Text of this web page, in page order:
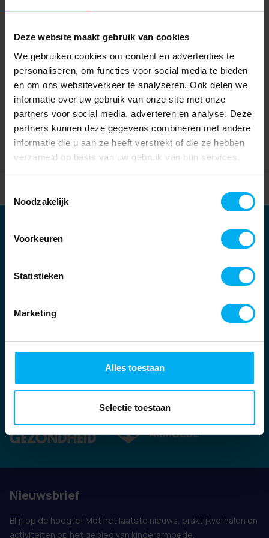
Deze website maakt gebruik van cookies
We gebruiken cookies om content en advertenties te
personaliseren, om functies voor social media te bieden
en om ons websiteverkeer te analyseren. Ook delen we
informatie over uw gebruik van onze site met onze
partners voor social media, adverteren en analyse. Deze
partners kunnen deze gegevens combineren met andere
informatie die u aan ze heeft verstrekt of die ze hebben
verzameld op basis van uw gebruik van hun services.
Noodzakelijk
Voorkeuren
Statistieken
Marketing
Alles toestaan
Selectie toestaan
Partners
Ook vertegenwoordigd door:
Nieuwsbrief
Blijf op de hoogte! Met het laatste nieuws, praktijkverhalen en
activiteiten op het gebied van kinderarmoede.